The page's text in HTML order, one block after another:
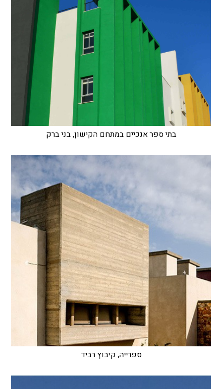
בתי ספר אנכיים במתחם הקישון, בני ברק
ספרייה, קיבוץ רביד